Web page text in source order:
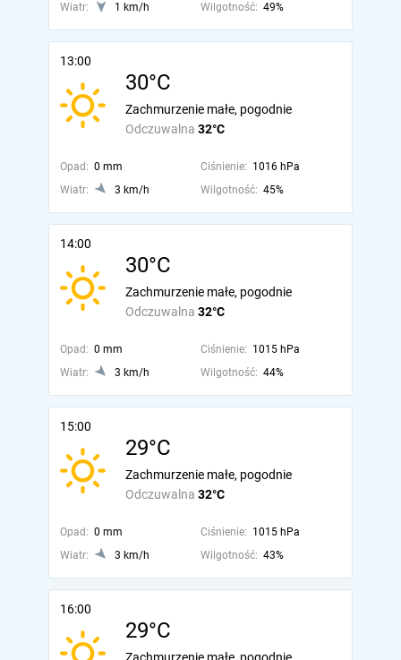
Wiatr:
1 km/h Wilgotność: 49%
13:00
30°C
Odczuwalna 32°C
Zachmurzenie małe, pogodnie
Opad: 0 mm Ciśnienie: 1016 hPa
Wiatr:
3 km/h Wilgotność: 45%
14:00
30°C
Odczuwalna 32°C
Zachmurzenie małe, pogodnie
Opad: 0 mm Ciśnienie: 1015 hPa
Wiatr:
3 km/h Wilgotność: 44%
15:00
29°C
Odczuwalna 32°C
Zachmurzenie małe, pogodnie
Opad: 0 mm Ciśnienie: 1015 hPa
Wiatr:
3 km/h Wilgotność: 43%
16:00
29°C